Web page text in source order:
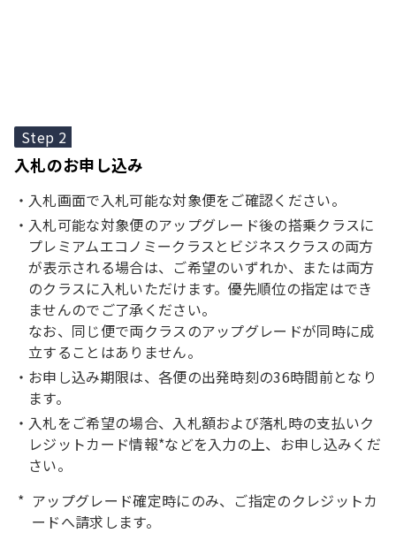
Step 2
入札のお申し込み
入札画面で入札可能な対象便をご確認ください。
入札可能な対象便のアップグレード後の搭乗クラスに
プレミアムエコノミークラスとビジネスクラスの両方
が表示される場合は、ご希望のいずれか、または両方
のクラスに入札いただけます。優先順位の指定はでき
ませんのでご了承ください。
なお、同じ便で両クラスのアップグレードが同時に成
立することはありません。
お申し込み期限は、各便の出発時刻の36時間前となり
ます。
入札をご希望の場合、入札額および落札時の支払いク
レジットカード情報*などを入力の上、お申し込みくだ
さい。
アップグレード確定時にのみ、ご指定のクレジットカ
ードへ請求します。